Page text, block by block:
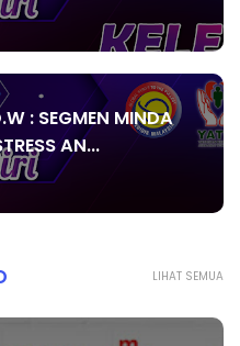
: SEGMEN MINDA
AN...
LIHAT SEMUA